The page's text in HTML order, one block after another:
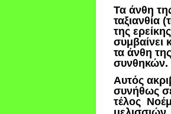
Τα άνθη
ταξιανθία
της
συμβαίνει
τα άνθη
συνθηκών.
Αυτός
συνήθως
τέλος